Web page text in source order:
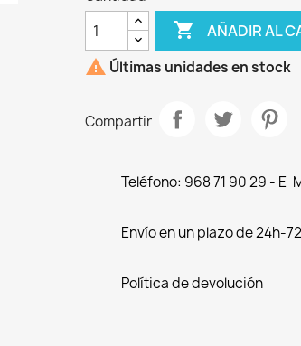
 AÑADIR AL
 Últimas unidades en stock
Compartir
Teléfono: 968 71 90 29 -
Envío en un plazo de 24h-
Política de devolución